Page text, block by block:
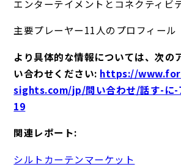
エンターテイメントとコネクティビ
主要プレーヤー11人のプロフィール
より具体的な情報については、次の
い合わせください: https://
sights.com/jp/問い合わせ/話す-に-
19
関連レポート:
シルトカーテンマーケット